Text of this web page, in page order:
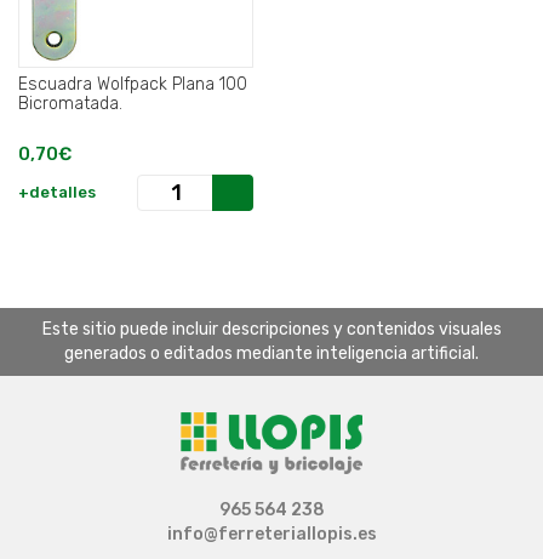
Escuadra Wolfpack Plana 100
Bicromatada.
0,70€
+detalles
Este sitio puede incluir descripciones y contenidos visuales
generados o editados mediante inteligencia artificial.
965 564 238
info@ferreteriallopis.es